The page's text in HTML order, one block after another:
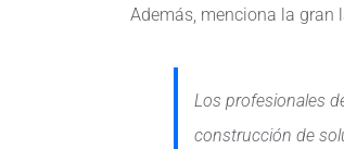
Además, menciona la gran
Los profesionales
construcción de